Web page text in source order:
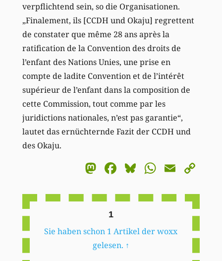
verpflichtend sein, so die Organisationen.
„Finalement, ils [CCDH und Okaju] regrettent
de constater que même 28 ans après la
ratification de la Convention des droits de
l’enfant des Nations Unies, une prise en
compte de ladite Convention et de l’intérêt
supérieur de l’enfant dans la composition de
cette Commission, tout comme par les
juridictions nationales, n’est pas garantie“,
lautet das ernüchternde Fazit der CCDH und
des Okaju.
Mastodon
Facebook
BlueskyEmail
1
Sie haben schon 1 Artikel der woxx
gelesen. ↑